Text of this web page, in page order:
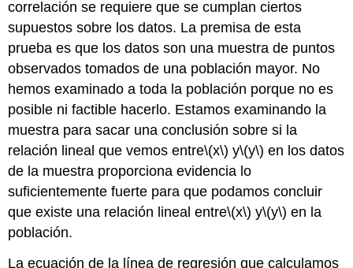
correlación se requiere que se cumplan ciertos
supuestos sobre los datos. La premisa de esta
prueba es que los datos son una muestra de puntos
observados tomados de una población mayor. No
hemos examinado a toda la población porque no es
posible ni factible hacerlo. Estamos examinando la
muestra para sacar una conclusión sobre si la
relación lineal que vemos entre\(x\) y\(y\) en los datos
de la muestra proporciona evidencia lo
suficientemente fuerte para que podamos concluir
que existe una relación lineal entre\(x\) y\(y\) en la
población.
La ecuación de la línea de regresión que calculamos